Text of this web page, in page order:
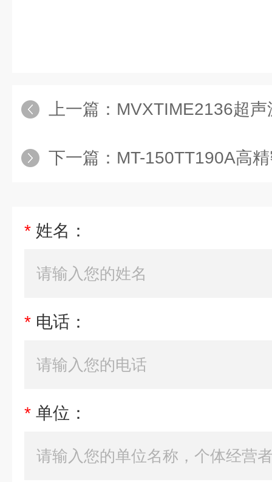
上一篇： MVXTIME2136超声
下一篇： MT-150TT190A高精密
* 姓名：
* 电话：
* 单位：